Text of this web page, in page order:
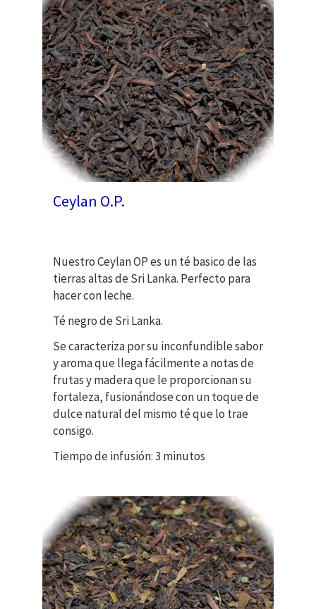
Ceylan O.P.
Nuestro Ceylan OP es un té basico de las
tierras altas de Sri Lanka. Perfecto para
hacer con leche.
Té negro de Sri Lanka.
Se caracteriza por su inconfundible sabor
y aroma que llega fácilmente a notas de
frutas y madera que le proporcionan su
fortaleza, fusionándose con un toque de
dulce natural del mismo té que lo trae
consigo.
Tiempo de infusión: 3 minutos